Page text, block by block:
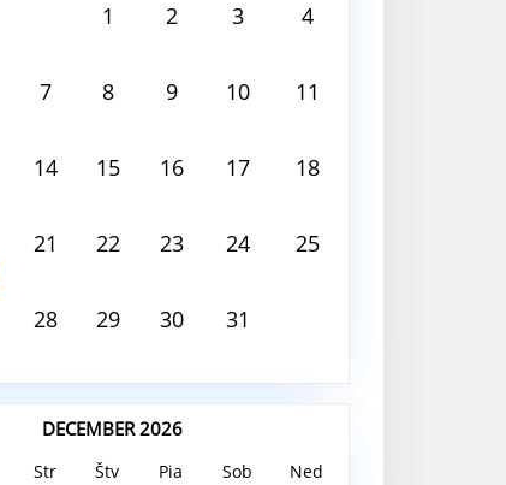
1 2 3 4
7 8 9 10 11
14 15 16 17 18
21 22 23 24 25
28 29 30 31
DECEMBER 2026
Str Štv Pia Sob Ned